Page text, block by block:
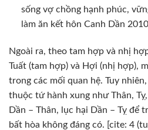
sống vợ chồng hạnh phúc,
làm ăn kết hôn Canh Dần
Ngoài ra, theo tam hợp và nhị
Tuất (tam hợp) và Hợi (nhị hợp),
trong các mối quan hệ. Tuy
thuộc tứ hành xung như Thân,
Dần – Thân, lục hại Dần – Tỵ để
bất hòa không đáng có. [cite: 4